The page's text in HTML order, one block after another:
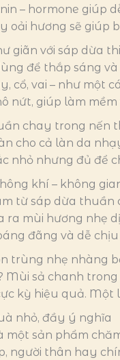
– hormone giúp
oải hương sẽ giúp
giãn với sáp dừa
để thắp sáng
cổ, vai – như một
nứt, giúp làm
chay trong nến
cho cả làn da
nhỏ nhưng đủ để
khí – không
từ sáp dừa
ra mùi hương nhẹ
đãng và dễ chịu
trùng nhẹ nhàng
Mùi sả chanh
kỳ hiệu quả. Một
nhỏ, đầy ý nghĩa
một sản phẩm
người thân hay